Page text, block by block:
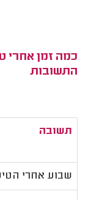
כמה זמן אחרי
התשובות
תשובה
שבוע אחרי